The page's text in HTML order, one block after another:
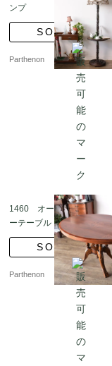
ンプ
SOLD
Parthenon
1460 オーバルセンタ
ーテーブル
SOLD
Parthenon